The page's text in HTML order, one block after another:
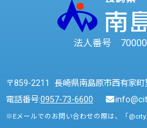
法人番号
〒859-2211 長崎県南島原市西有家町
電話番号:0957-73-6600
※Eメールでのお問い合わせの際は、「